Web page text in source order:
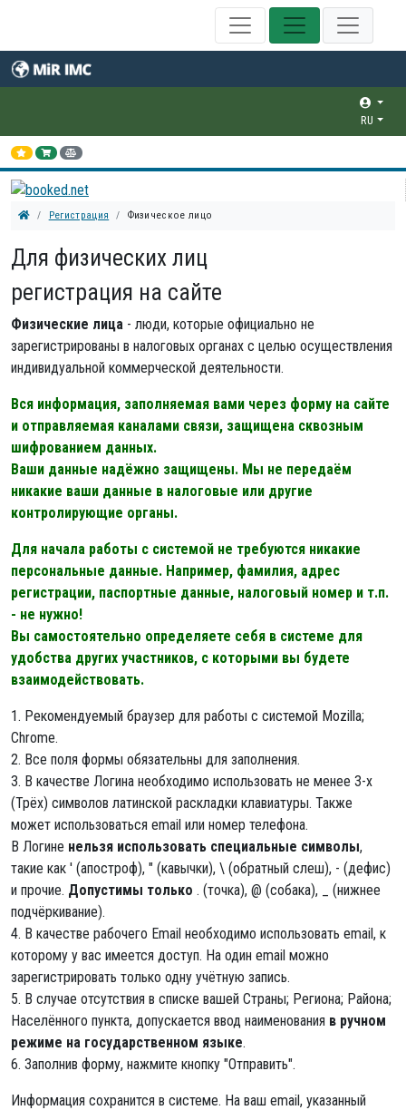
RU
Регистрация Физическое лицо
Для физических лиц
регистрация на сайте
Физические лица - люди, которые официально не
зарегистрированы в налоговых органах с целью осуществления
индивидуальной коммерческой деятельности.
Вся информация, заполняемая вами через форму на сайте
и отправляемая каналами связи, защищена сквозным
шифрованием данных.
Ваши данные надёжно защищены. Мы не передаём
никакие ваши данные в налоговые или другие
контролирующие органы.
Для начала работы с системой не требуются никакие
персональные данные. Например, фамилия, адрес
регистрации, паспортные данные, налоговый номер и т.п.
- не нужно!
Вы самостоятельно определяете себя в системе для
удобства других участников, с которыми вы будете
взаимодействовать.
1. Рекомендуемый браузер для работы с системой Mozilla;
Chrome.
2. Все поля формы обязательны для заполнения.
3. В качестве Логина необходимо использовать не менее 3-х
(Трёх) символов латинской раскладки клавиатуры. Также
может использоваться email или номер телефона.
В Логине нельзя использовать специальные символы,
такие как ' (апостроф), " (кавычки), \ (обратный слеш), - (дефис)
и прочие. Допустимы только . (точка), @ (собака), _ (нижнее
подчёркивание).
4. В качестве рабочего Email необходимо использовать email, к
которому у вас имеется доступ. На один email можно
зарегистрировать только одну учётную запись.
5. В случае отсутствия в списке вашей Страны; Региона; Района;
Населённого пункта, допускается ввод наименования в ручном
режиме на государственном языке.
6. Заполнив форму, нажмите кнопку "Отправить".
Информация сохранится в системе. На ваш email, указанный